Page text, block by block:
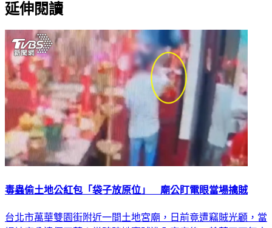
延伸閱讀
毒蟲偷土地公紅包「袋子放原位」 廟公盯電眼當場擒賊
台北市萬華雙園街附近一間土地宮廟，日前竟遭竊賊光顧，當